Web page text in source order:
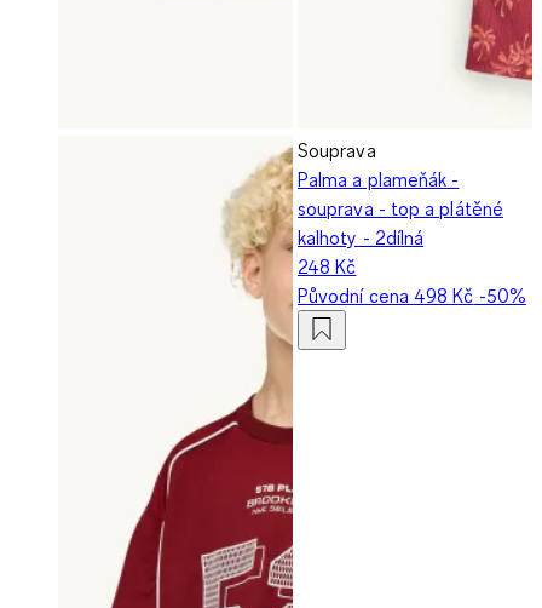
Souprava
Palma a plameňák -
souprava - top a plátěné
kalhoty - 2dílná
248 Kč
Původní cena 498 Kč -50%